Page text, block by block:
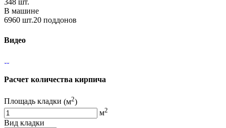
348 шт.
В машине
6960 шт.20 поддонов
Видео
Расчет количества кирпича
Площадь кладки (м2)
м2
Вид кладки